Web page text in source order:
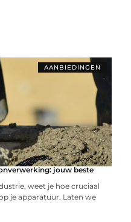
AANBIEDINGEN
jouw beste
weet je hoe cruciaal
je apparatuur. Laten we